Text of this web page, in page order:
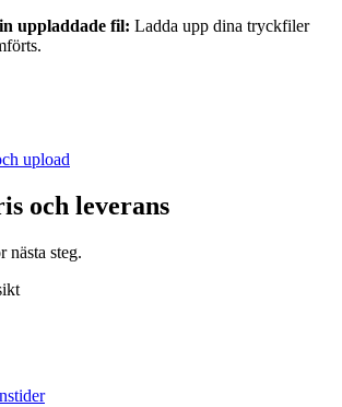
uppladdade fil: Ladda upp dina tryckfiler
upload
och leverans
nästa steg.